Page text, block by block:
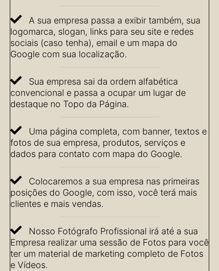
A sua empresa passa a exibir também, sua
logomarca, slogan, links para seu site e redes
sociais (caso tenha), email e um mapa do
Google com sua localização.
Sua empresa sai da ordem alfabética
convencional e passa a ocupar um lugar de
destaque no Topo da Página.
Uma página completa, com banner, textos e
fotos de sua empresa, produtos, serviços e
dados para contato com mapa do Google.
Colocaremos a sua empresa nas primeiras
posições do Google, com isso, você terá mais
clientes e mais vendas.
Nosso Fotógrafo Profissional irá até a sua
Empresa realizar uma sessão de Fotos para você
ter um material de marketing completo de Fotos
e Vídeos.